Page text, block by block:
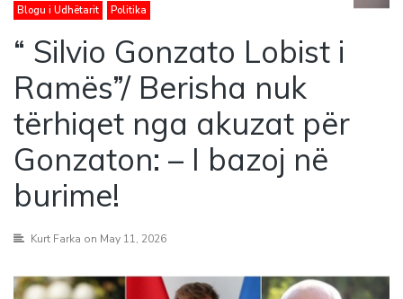
Blogu i Udhëtarit Politika
“ Silvio Gonzato Lobist i
Ramës”/ Berisha nuk
tërhiqet nga akuzat për
Gonzaton: – I bazoj në
burime!
Kurt Farka on May 11, 2026